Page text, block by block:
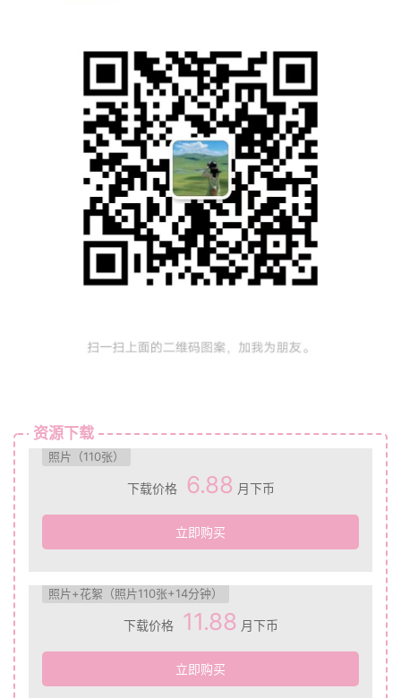
资源下载
照片（110张）
下载价格 6.88 月下币
立即购买
照片+花絮（照片110张+14分钟）
下载价格 11.88 月下币
立即购买